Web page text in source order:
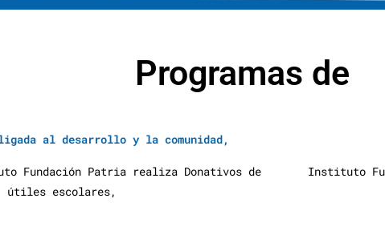
Programas de
al desarrollo y la comunidad,
Fundación Patria realiza Donativos de
útiles escolares,
Instituto